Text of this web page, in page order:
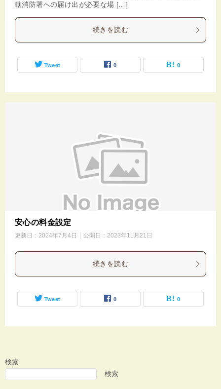
轄消防署への届け出が必要な場 […]
続きを読む
Tweet 0 0
安心の料金設定
更新日： 2024年7月4日 公開日： 2023年11月21日
続きを読む
Tweet 0 0
検索
検索